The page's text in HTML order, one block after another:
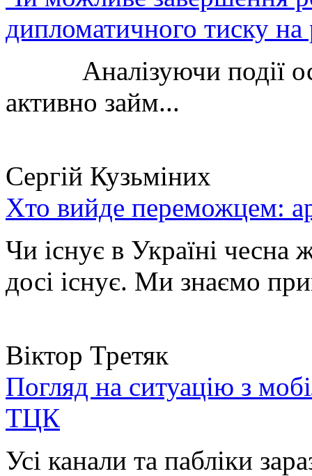
дипломатичного тиску
Аналізуючи події
активно займ...
Сергій Кузьміних
Хто вийде переможцем:
Чи існує в Україні чесна
досі існує. Ми знаємо
Віктор Третяк
Погляд на ситуацію з
ТЦК
Усі канали та пабліки